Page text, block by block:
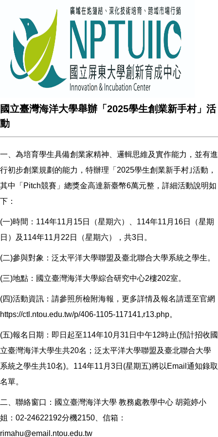
國立臺灣海洋大學舉辦「2025學生創業新手村」活
動
一、為培育學生具備創業家精神、邏輯思維及實作能力，並有進
行初步創業規劃的能力，特辦理「2025學生創業新手村｣活動，
其中「Pitch競賽」總獎金高達新臺幣6萬元整，詳細活動說明如
下：
(一)時間：114年11月15日（星期六）、114年11月16日（星期
日）及114年11月22日（星期六），共3日。
(二)參與對象：泛太平洋大學聯盟及臺北聯合大學系統之學生。
(三)地點：國立臺灣海洋大學綜合研究中心2樓202室。
(四)活動資訊：請參照所檢附海報，更多詳情及報名請逕至官網
https://ctl.ntou.edu.tw/p/406-1105-117141,r13.php。
(五)報名日期：即日起至114年10月31日中午12時止(預計招收國
立臺灣海洋大學生共20名；泛太平洋大學聯盟及臺北聯合大學
系統之學生共10名)。114年11月3日(星期五)將以Email通知錄取
名單。
二、聯絡窗口：國立臺灣海洋大學 教務處教學中心 胡菀婷小
姐：02-24622192分機2150、信箱：
rimahu@email.ntou.edu.tw